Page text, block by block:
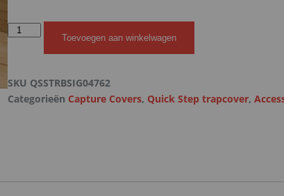
Toevoegen aan winkelwagen
SKU QSSTRBSIG04762
Categorieën Capture Covers, Quick Step trapcover,